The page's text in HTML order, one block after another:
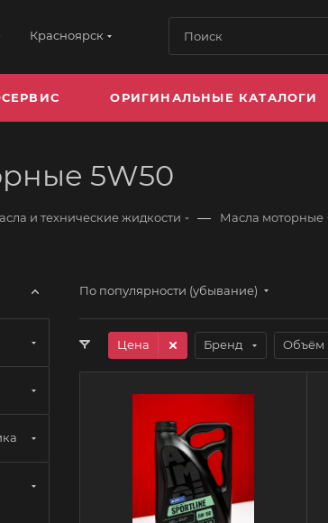
Красноярск
ОРИГИНАЛЬНЫЕ КАТАЛОГИ
5W50
и технические жидкости — Масла моторные
По популярности (убывание)
Цена Бренд Объём